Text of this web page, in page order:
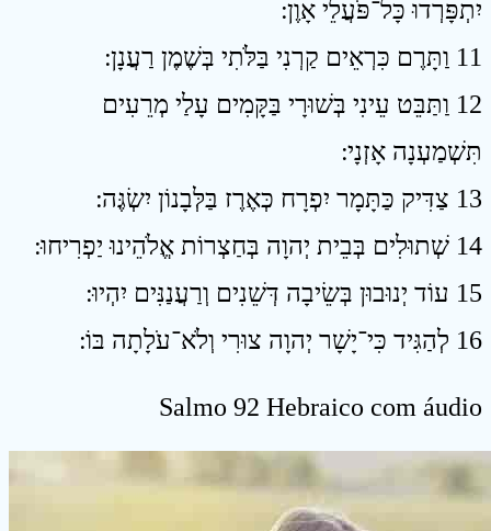
יִתְפָּרְדוּ כָּל־פֹּעֲלֵי אָוֶן ׃
11 וַתָּרֶם כִּרְאֵים קַרְנִי בַּלֹּתִי בְּשֶׁמֶן רַעֲנָן ׃
12 וַתַּבֵּט עֵינִי בְּשׁוּרָי בַּקָּמִים עָלַי מְרֵעִים
תִּשְׁמַעְנָה אָזְנָי ׃
13 צַדִּיק כַּתָּמָר יִפְרָח כְּאֶרֶז בַּלְּבָנוֹן יִשְׂגֶּה ׃
14 שְׁתוּלִים בְּבֵית יְהוָה בְּחַצְרוֹת אֱלֹהֵינוּ יַפְרִיחוּ ׃
15 עוֹד יְנוּבוּן בְּשֵׂיבָה דְּשֵׁנִים וְרַעֲנַנִּים יִהְיוּ ׃
16 לְהַגִּיד כִּי־יָשָׁר יְהוָה צוּרִי וְלֹא־עֹלָתָה בּוֹ ׃
Salmo 92 Hebraico com áudio